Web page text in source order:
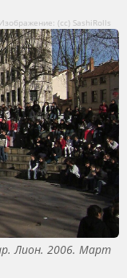
Изображение: (сс) SashiRolls
Лион. 2006. Март